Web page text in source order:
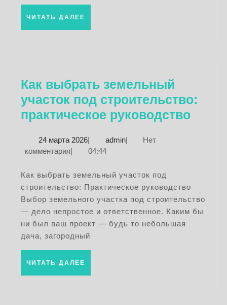
ЧИТАТЬ ДАЛЕЕ
Как выбрать земельный
участок под строительство:
практическое руководствоКак
24 марта 202624
марта
| adminadmin
|
Нет
комментария| 04:44
Как выбрать земельный участок под
строительство: Практическое руководство
Выбор земельного участка под строительство
— дело непростое и ответственное. Каким бы
ни был ваш проект — будь то небольшая
дача, загородный
ЧИТАТЬ ДАЛЕЕ